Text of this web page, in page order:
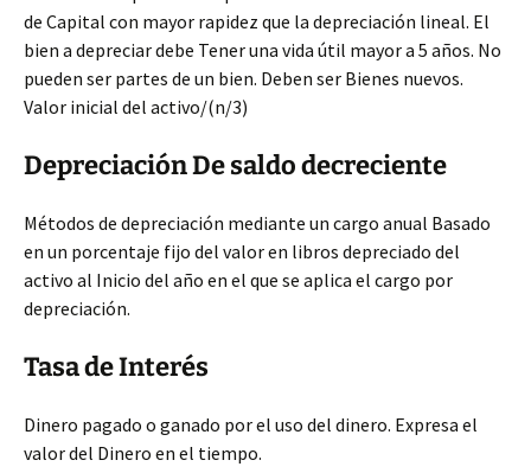
de Capital con mayor rapidez que la depreciación lineal. El
bien a depreciar debe Tener una vida útil mayor a 5 años. No
pueden ser partes de un bien. Deben ser Bienes nuevos.
Valor inicial del activo/(n/3)
Depreciación De saldo decreciente
Métodos de depreciación mediante un cargo anual Basado
en un porcentaje fijo del valor en libros depreciado del
activo al Inicio del año en el que se aplica el cargo por
depreciación.
Tasa de Interés
Dinero pagado o ganado por el uso del dinero. Expresa el
valor del Dinero en el tiempo.